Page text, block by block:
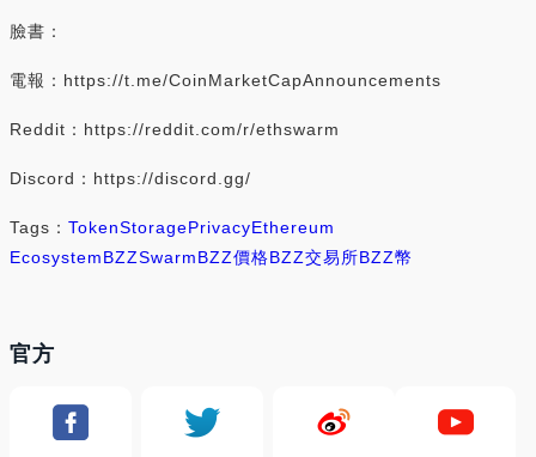
臉書：
電報：https://t.me/CoinMarketCapAnnouncements
Reddit：https://reddit.com/r/ethswarm
Discord：https://discord.gg/
Tags： TokenStoragePrivacyEthereum
EcosystemBZZSwarmBZZ價格BZZ交易所BZZ幣
官方